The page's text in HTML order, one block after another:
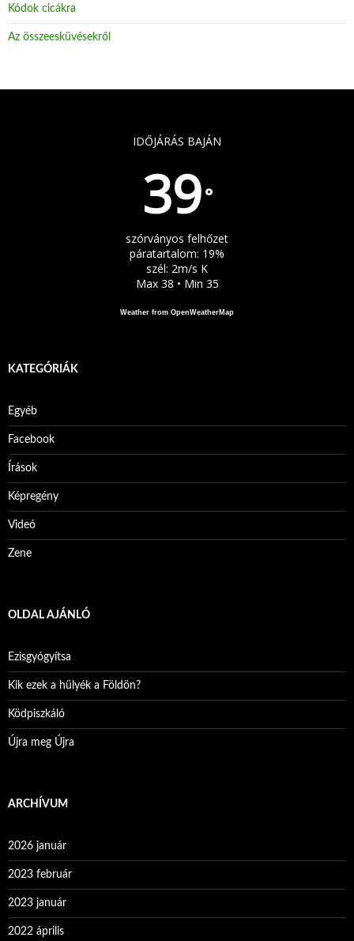
Kódok cicákra
Az összeesküvésekről
IDŐJÁRÁS BAJÁN
39°
szórványos felhőzet
páratartalom: 19%
szél: 2m/s K
Max 38 • Min 35
Weather from OpenWeatherMap
KATEGÓRIÁK
Egyéb
Facebook
Írások
Képregény
Videó
Zene
OLDAL AJÁNLÓ
Ezisgyógyítsa
Kik ezek a hülyék a Földön?
Ködpiszkáló
Újra meg Újra
ARCHÍVUM
2026 január
2023 február
2023 január
2022 április